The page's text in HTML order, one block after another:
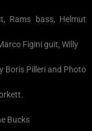
Rams bass, Helmut
Figini guit, Willy
Boris Pilleri and Photo
Bucks